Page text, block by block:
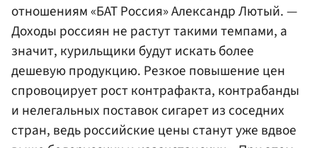
отношениям «БАТ Россия»Александр Лютый. —
Доходы россиян не растут такими темпами, а
значит, курильщики будут искать более
дешевую продукцию. Резкое повышение цен
спровоцирует рост контрафакта, контрабанды
и нелегальных поставок сигарет из соседних
стран, ведь российские цены станут уже вдвое